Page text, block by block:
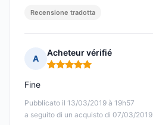
Recensione tradotta
A
Acheteur vérifié
Nota: 5 su 5
Pubblicato il 13/03/2019 à 19h57
a seguito di un acquisto di 07/03/2019
Fine